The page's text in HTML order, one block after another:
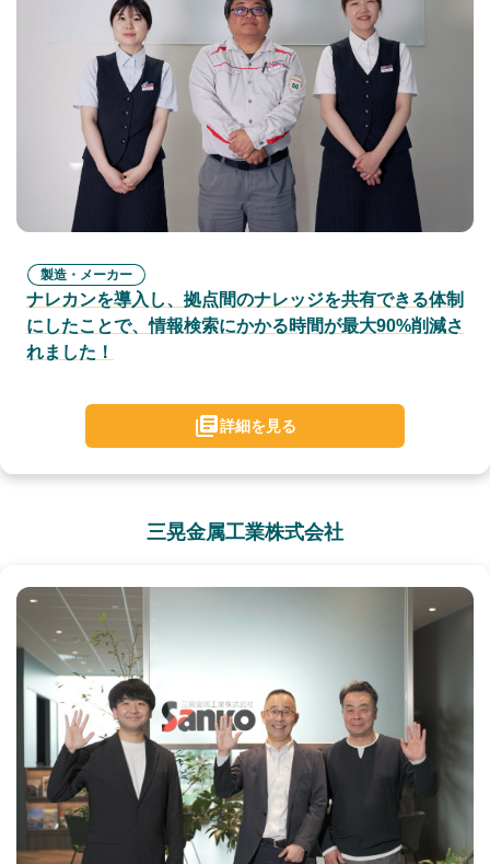
製造・メーカー
ナレカンを導入し、拠点間のナレッジを共有できる体制
にしたことで、情報検索にかかる時間が最大90%削減さ
れました！
詳細を見る
三晃金属工業株式会社